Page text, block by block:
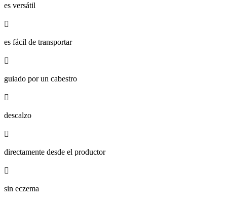
es versátil

es fácil de transportar

guiado por un cabestro

descalzo

directamente desde el productor

sin eczema